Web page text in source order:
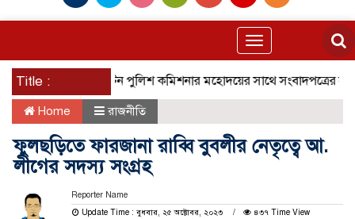
Toggle
navigation
Title :মেট্রোপলিটন পুলিশ কমিশনার মহোদয়ের সাথে সংবাদপত্রের সম্পাদক ও
Home রাজনীতি
ফুলছড়িতে ফারজানা রাব্বি বুবলীর নেতৃত্বে আ.
লীগের সদস্য সংগ্রহ
Reporter Name
Update Time : বুধবার, ২৫ অক্টোবর, ২০২৩
৪৩৭ Time View